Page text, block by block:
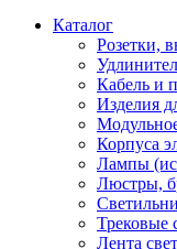
Каталог
Розетки,
Кабель и
Изделия
Корпуса
Лампы
Люстры,
Трековые
Лента